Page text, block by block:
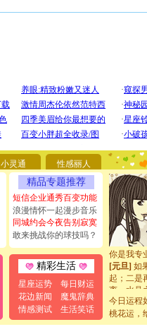
小灵通 性感丽人
精品专题推荐
短信企业通秀百变功能
浪漫情怀一起漫步音乐
同城约会今夜告别寂寞
敢来挑战你的球技吗？
精彩生活
星座运势
每日财运
花边新闻
魔鬼辞典
情感测试
生活笑话
[圣诞节]
你太多
要平安！
[圣诞节]
能正大光
天都要快
[圣诞节]
如意,快
[元旦]看
断电。爱
你是我专
[元旦] 如
起；二是
离。水晶
[元旦]当
泣，这痛
今日运程
桃花运，